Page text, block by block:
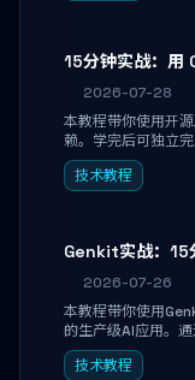
15分钟实战：用
2026-07-28
本教程带你使用开
赖。学完后可独立
SmartShift调节，
能。
技术教程
Genkit实战：15
2026-07-26
本教程带你使用
的生产级AI应用。
南，学完即可掌握
独立开发高效AI智能
技术教程